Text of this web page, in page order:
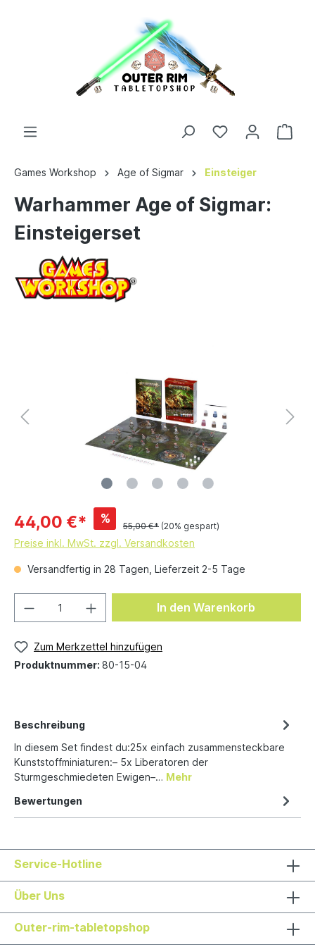
Games Workshop Age of Sigmar Einsteiger
Warhammer Age of Sigmar:
Einsteigerset
44,00 €* %
55,00 €* (20% gespart)
Preise inkl. MwSt. zzgl. Versandkosten
Versandfertig in 28 Tagen, Lieferzeit 2-5 Tage
In den Warenkorb
Zum Merkzettel hinzufügen
Produktnummer: 80-15-04
Beschreibung
In diesem Set findest du:25x einfach zusammensteckbare
Kunststoffminiaturen:– 5x Liberatoren der
Sturmgeschmiedeten Ewigen–… Mehr
Bewertungen
Service-Hotline
Über Uns
Outer-rim-tabletopshop